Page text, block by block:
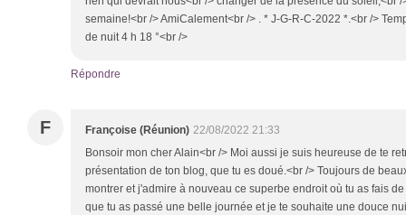
semaine!<br /> AmiCalement<br /> . * J-G-R-C-2022 *.<br />
de nuit 4 h 18 °<br />
Répondre
F Françoise (Réunion) 22/08/2022 21:33
Bonsoir mon cher Alain<br /> Moi aussi je suis heureuse de te
présentation de ton blog, que tu es doué.<br /> Toujours de
montrer et j'admire à nouveau ce superbe endroit où tu as fais
que tu as passé une belle journée et je te souhaite une douce